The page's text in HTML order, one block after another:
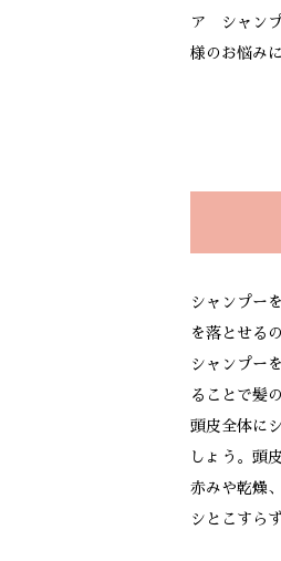
ア シャンプ
様のお悩み
シャンプー
を落とせる
シャンプー
ることで髪
頭皮全体に
しょう。頭
赤みや乾燥
シとこすら